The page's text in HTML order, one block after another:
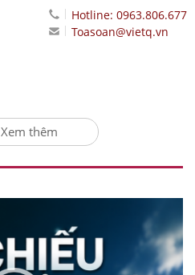
Hotline: 0963.806.677
Toasoan@vietq.vn
Xem thêm